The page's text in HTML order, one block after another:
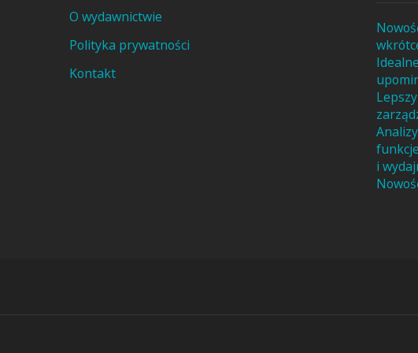
O wydawnictwie
Polityka prywatności
Kontakt
i